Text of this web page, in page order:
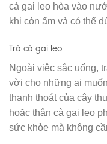
cà gai leo hòa vào
khi còn ấm và có thể
Trà cà gai leo
Ngoài việc sắc uống,
vời cho những ai
thanh thoát của cây
hoặc thân cà gai leo
sức khỏe mà không